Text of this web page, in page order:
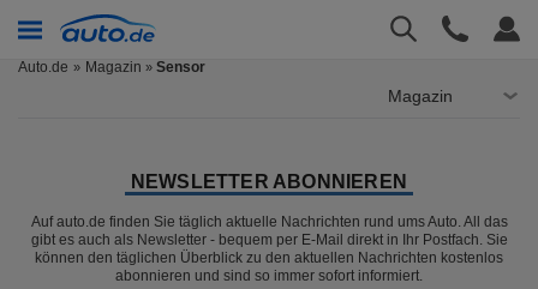
Auto.de Magazin » Sensor
Magazin
NEWSLETTER ABONNIEREN
Auf auto.de finden Sie täglich aktuelle Nachrichten rund ums Auto. All das
gibt es auch als Newsletter - bequem per E-Mail direkt in Ihr Postfach. Sie
können den täglichen Überblick zu den aktuellen Nachrichten kostenlos
abonnieren und sind so immer sofort informiert.